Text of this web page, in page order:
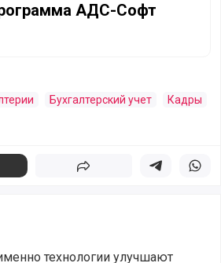
АДС-Софт
Бухгалтерский учет
Кадры
Поделиться Поделиться в
технологии улучшают